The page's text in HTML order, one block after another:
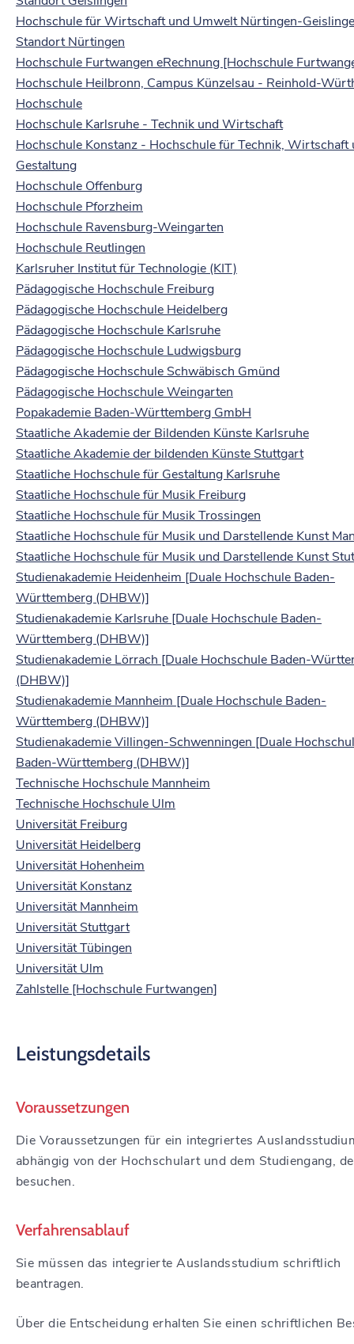
Hochschule für Wirtschaft und Umwelt Nürtingen-
Standort Nürtingen
Hochschule Furtwangen eRechnung [Hochschule
Hochschule Heilbronn, Campus Künzelsau - Reinhold-
Hochschule
Hochschule Karlsruhe - Technik und Wirtschaft
Hochschule Konstanz - Hochschule für Technik, Wirtschaft
Gestaltung
Hochschule Offenburg
Hochschule Pforzheim
Hochschule Ravensburg-Weingarten
Hochschule Reutlingen
Karlsruher Institut für Technologie (KIT)
Pädagogische Hochschule Freiburg
Pädagogische Hochschule Heidelberg
Pädagogische Hochschule Karlsruhe
Pädagogische Hochschule Ludwigsburg
Pädagogische Hochschule Schwäbisch Gmünd
Pädagogische Hochschule Weingarten
Popakademie Baden-Württemberg GmbH
Staatliche Akademie der Bildenden Künste Karlsruhe
Staatliche Akademie der bildenden Künste Stuttgart
Staatliche Hochschule für Gestaltung Karlsruhe
Staatliche Hochschule für Musik Freiburg
Staatliche Hochschule für Musik Trossingen
Staatliche Hochschule für Musik und Darstellende Kunst
Staatliche Hochschule für Musik und Darstellende Kunst
Studienakademie Heidenheim [Duale Hochschule Baden-
Württemberg (DHBW)]
Studienakademie Karlsruhe [Duale Hochschule Baden-
Württemberg (DHBW)]
Studienakademie Lörrach [Duale Hochschule Baden-
(DHBW)]
Studienakademie Mannheim [Duale Hochschule Baden-
Württemberg (DHBW)]
Studienakademie Villingen-Schwenningen [Duale
Baden-Württemberg (DHBW)]
Technische Hochschule Mannheim
Technische Hochschule Ulm
Universität Freiburg
Universität Heidelberg
Universität Hohenheim
Universität Konstanz
Universität Mannheim
Universität Stuttgart
Universität Tübingen
Universität Ulm
Zahlstelle [Hochschule Furtwangen]
Leistungsdetails
Voraussetzungen
Die Voraussetzungen für ein integriertes
abhängig von der Hochschulart und dem Studiengang,
besuchen.
Verfahrensablauf
Sie müssen das integrierte Auslandsstudium schriftlich
beantragen.
Über die Entscheidung erhalten Sie einen schriftlichen